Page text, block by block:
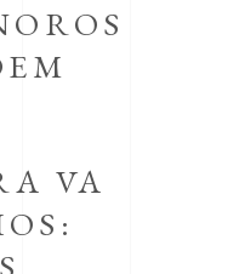
VA